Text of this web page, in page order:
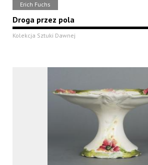
Erich Fuchs
Droga przez pola
Kolekcja Sztuki Dawnej